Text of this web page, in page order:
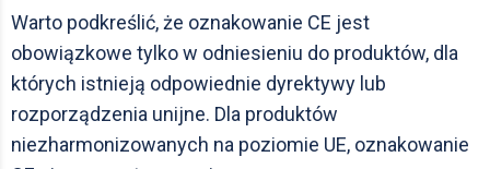
Warto podkreślić, że oznakowanie CE jest
obowiązkowe tylko w odniesieniu do produktów, dla
których istnieją odpowiednie dyrektywy lub
rozporządzenia unijne. Dla produktów
niezharmonizowanych na poziomie UE, oznakowanie